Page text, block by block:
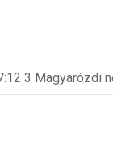
3 Magyarózdi